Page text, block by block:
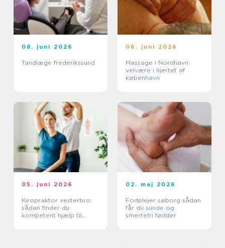
08. juni 2026
Tandlæge frederikssund
06. juni 2026
Massage i Nordhavn:
velvære i hjertet af
københavn
05. juni 2026
Kiropraktor vesterbro:
sådan finder du
kompetent hjælp til
02. maj 2026
Fodplejer søborg sådan
får du sunde og
smertefri fødder